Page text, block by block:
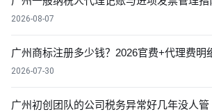
2026-08-07
广州商标注册多少钱？2026官费+代理费明
2026-07-30
广州初创团队的公司税务异常好几年没人